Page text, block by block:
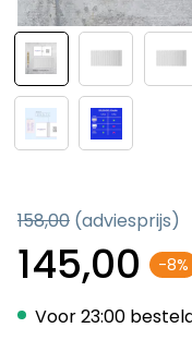
158,00 (adviesprijs)
145,00 -8%
Voor 23:00